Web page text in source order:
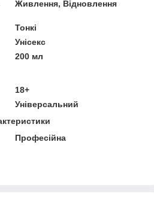
Живлення, Відновлення
Тонкі
Унісекс
200 мл
18+
Універсальний
Професійна